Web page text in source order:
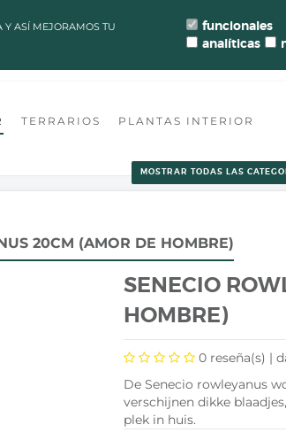
DE PROCESAMIENTO Y ENVÍO DE PEDIDOS
TERRARIOS PLANTAS INTERIOR
MOSTRAR TODAS LAS
20CM (AMOR DE HOMBRE)
SENECIO
HOMBRE)
0reseña(s) |
De Senecio rowleyanus
verschijnen dikke
plek in huis.
Y ASÍ MEJORAMOS TU
funcionales
analíticas